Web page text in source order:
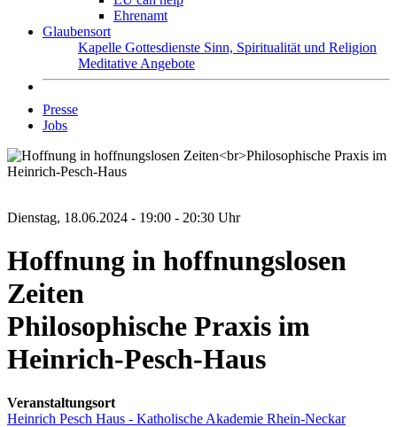
Ehrenamt
Glaubensort
Kapelle Gottesdienste Sinn, Spiritualität und Religion
Meditative Angebote
Presse
Jobs
Dienstag, 18.06.2024 - 19:00 - 20:30 Uhr
Hoffnung in hoffnungslosen
Zeiten
Philosophische Praxis im
Heinrich-Pesch-Haus
Veranstaltungsort
Heinrich Pesch Haus - Katholische Akademie Rhein-Neckar